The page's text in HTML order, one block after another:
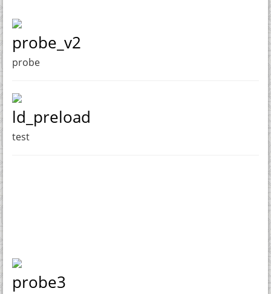
probe_v2
probe
ld_preload
test
probe3